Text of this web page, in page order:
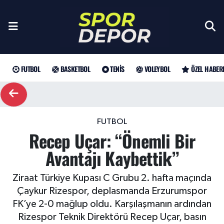
FUTBOL BASKETBOL TENIS VOLEYBOL ÖZEL
FUTBOL
Recep Uçar: “Önemli Bir
Avantajı Kaybettik”
Ziraat Türkiye Kupası C Grubu 2. hafta maçında
Çaykur Rizespor, deplasmanda Erzurumspor
FK’ye 2-0 mağlup oldu. Karşılaşmanın ardından
Rizespor Teknik Direktörü Recep Uçar, basın
Trendyol Süper Lig
Şampiyonlar Ligi
UEFA Avrupa Ligi
Avrupa Konferans Ligi
Türkiye Basketbol Ligi
Sultanlar Ligi
Özel Haberler
Muhabirler
Arama
Şampiyonlar Ligi
UEFA Avrupa Ligi
Avrupa Konferans Ligi
Trendyol Süper Lig
Nöbetçi Eczaneler
Tüm Manşetler
Son Dakika Haberleri
Haber Arşivi